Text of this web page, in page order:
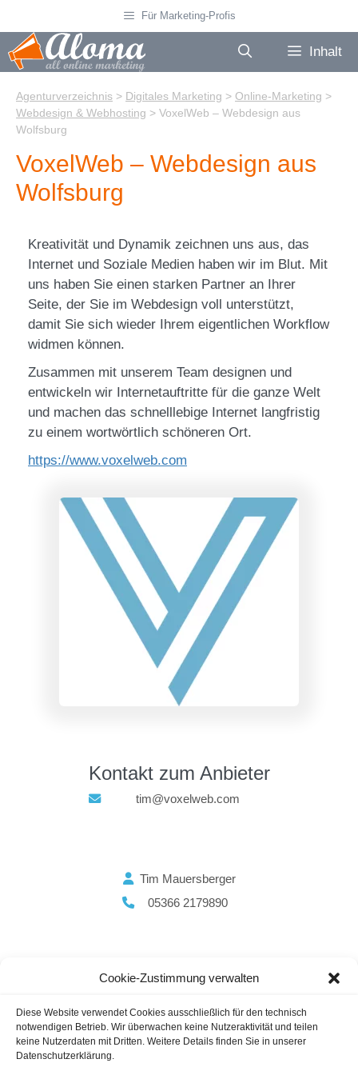
Cookie-Zustimmung verwalten
Diese Website verwendet Cookies ausschließlich für den technisch
notwendigen Betrieb. Wir überwachen keine Nutzeraktivität und teilen
keine Nutzerdaten mit Dritten. Weitere Details finden Sie in unserer
Datenschutzerklärung.
Inhalt
springen
Für Marketing-Profis
Inhalt
Agenturverzeichnis > Digitales Marketing > Online-Marketing >
Webdesign & Webhosting > VoxelWeb – Webdesign aus
Wolfsburg
VoxelWeb – Webdesign aus
Wolfsburg
Kreativität und Dynamik zeichnen uns aus, das
Internet und Soziale Medien haben wir im Blut. Mit
uns haben Sie einen starken Partner an Ihrer
Seite, der Sie im Webdesign voll unterstützt,
damit Sie sich wieder Ihrem eigentlichen Workflow
widmen können.
Zusammen mit unserem Team designen und
entwickeln wir Internetauftritte für die ganze Welt
und machen das schnelllebige Internet langfristig
zu einem wortwörtlich schöneren Ort.
https://www.voxelweb.com
Kontakt zum Anbieter
tim@voxelweb.com
Tim Mauersberger
05366 2179890
SEO Agenturen Webdesign &
WordPress
Gastautoren / Gastartikel